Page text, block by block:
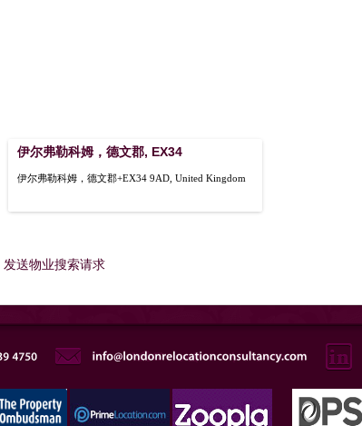
伊尔弗勒科姆，德文郡, EX34
伊尔弗勒科姆，德文郡+EX34 9AD, United Kingdom
发送物业搜索请求